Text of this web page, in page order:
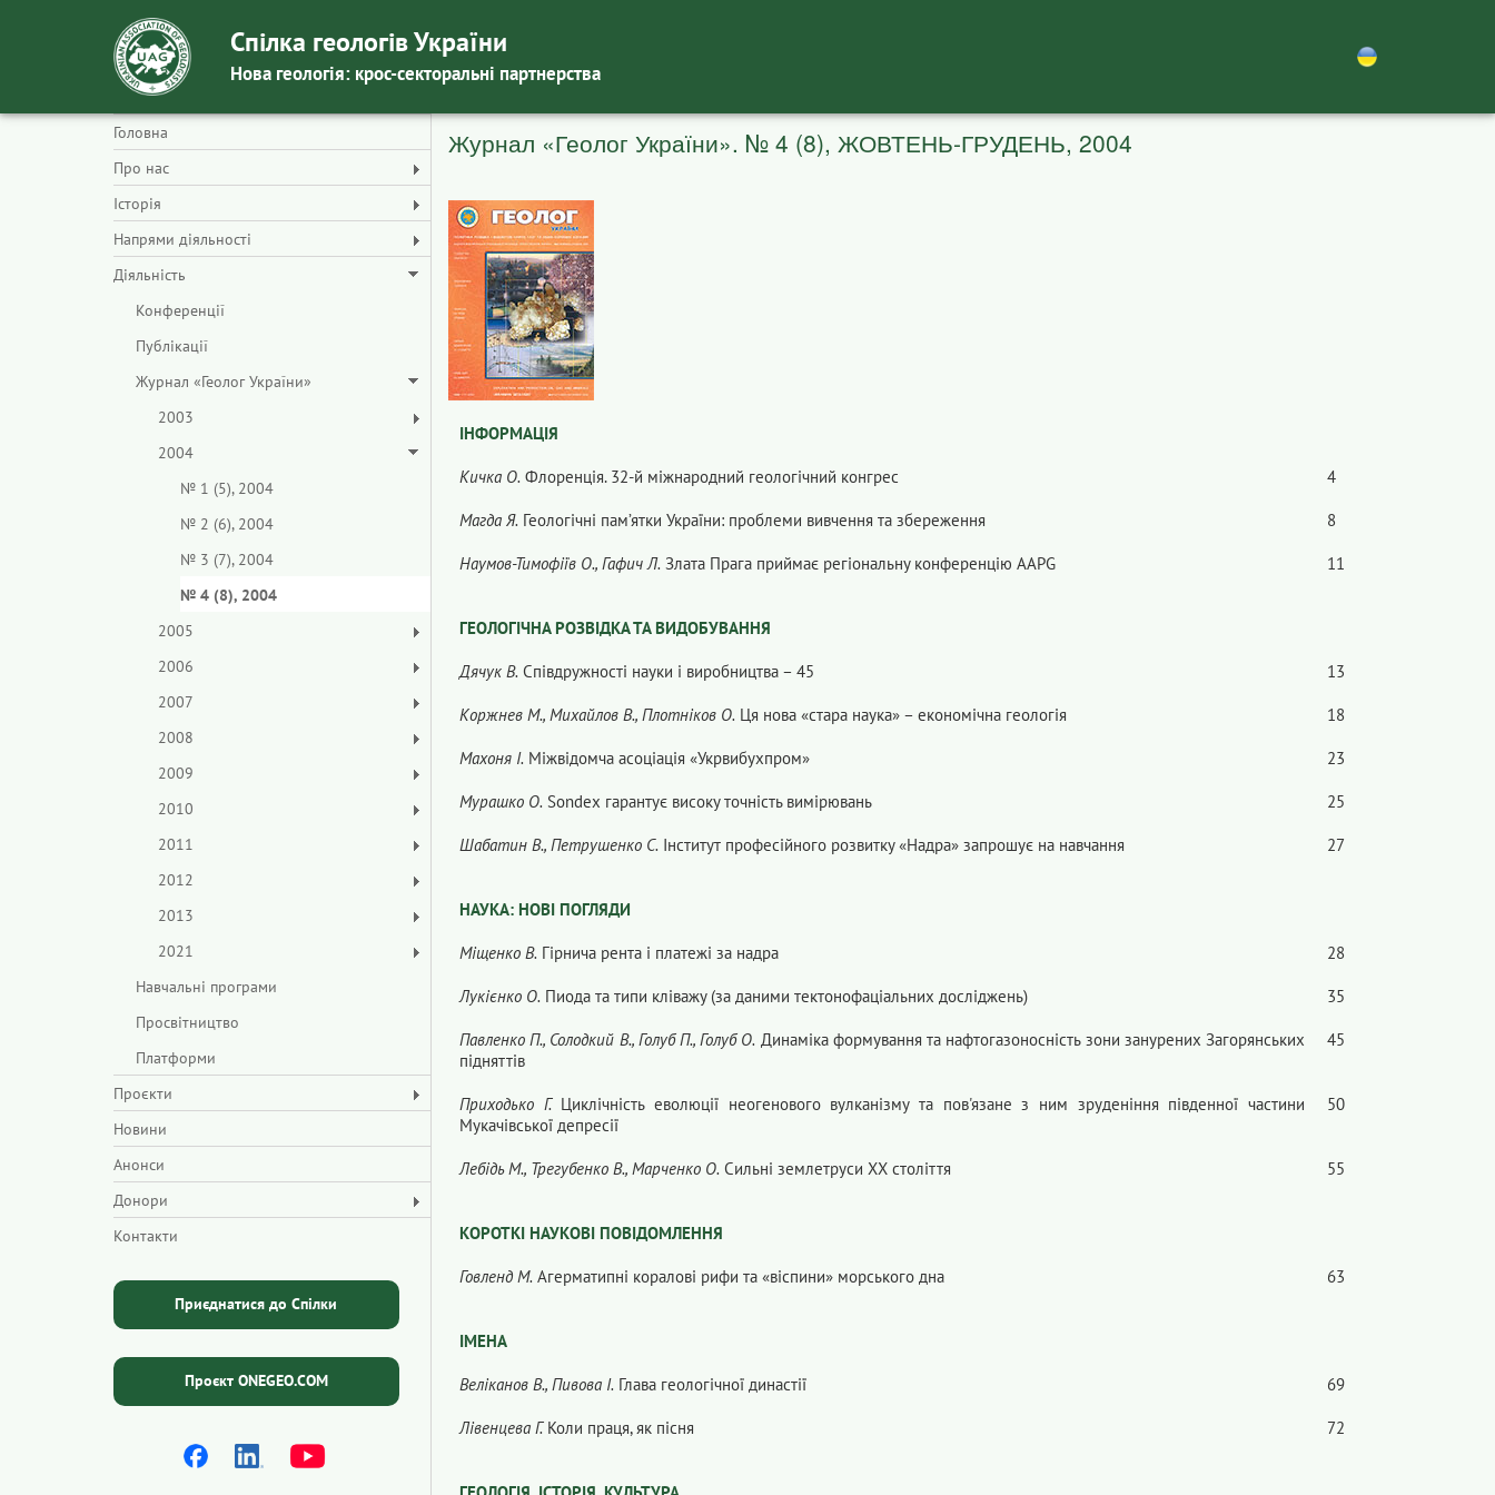
Спілка геологів України
Нова геологія: крос-секторальні партнерства
Головна
Про нас
Історія
Напрями діяльності
Діяльність
Конференції
Публікації
Журнал «Геолог України»
2003
2004
№ 1 (5), 2004
№ 2 (6), 2004
№ 3 (7), 2004
№ 4 (8), 2004
2005
2006
2007
2008
2009
2010
2011
2012
2013
2021
Навчальні програми
Просвітництво
Платформи
Проєкти
Новини
Анонси
Донори
Контакти
Приєднатися до Спілки
Проєкт ONEGEO.COM
Журнал «Геолог України». № 4 (8), ЖОВТЕНЬ-ГРУДЕНЬ, 2004
ІНФОРМАЦІЯ
Кичка О. Флоренція. 32-й міжнародний геологічний конгрес 4
Магда Я. Геологічні пам’ятки України: проблеми вивчення та збереження 8
Наумов-Тимофіїв О., Гафич Л. Злата Прага приймає регіональну конференцію AAPG 11
ГЕОЛОГІЧНА РОЗВІДКА ТА ВИДОБУВАННЯ
Дячук В. Співдружності науки і виробництва – 45 13
Коржнев М., Михайлов В., Плотніков О. Ця нова «стара наука» – економічна геологія 18
Махоня І. Міжвідомча асоціація «Укрвибухпром» 23
Мурашко О. Sondex гарантує високу точність вимірювань 25
Шабатин В., Петрушенко С. Інститут професійного розвитку «Надра» запрошує на навчання 27
НАУКА: НОВІ ПОГЛЯДИ
Міщенко В. Гірнича рента і платежі за надра 28
Лукієнко О. Пиода та типи кліважу (за даними тектонофаціальних досліджень) 35
Павленко П., Солодкий В., Голуб П., Голуб О. Динаміка формування та нафтогазоносність зони занурених Загорянських
підняттів
45
Приходько Г.Циклічність еволюції неогенового вулканізму та пов'язане з ним зруденіння південної частини
Мукачівської депресії
50
Лебідь М., Трегубенко В., Марченко О. Сильні землетруси ХХ століття 55
КОРОТКІ НАУКОВІ ПОВІДОМЛЕННЯ
Говленд М. Агерматипні коралові рифи та «віспини» морського дна 63
ІМЕНА
Веліканов В., Пивова І. Глава геологічної династії 69
Лівенцева Г.Коли праця, як пісня 72